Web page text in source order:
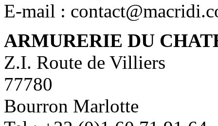
E-mail :
ARMURERIE DU
Z.I. Route de Villiers
77780
Bourron Marlotte